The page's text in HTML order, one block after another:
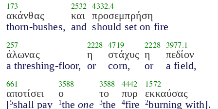
173
ακάνθας
thorn-bushes,
2532
και
and
4332.4
προσεμπρήση
should set on fire
257
άλωνας
a threshing-floor,
2228
η
or
4719
στάχυς
corn,
2228
η
or
3977.1
πεδίον
a field,
661
αποτίσει
[5shall pay
3588
ο
1 theone
3588
το
3the
4442
πυρ
4fire
1572
εκκαύσας
2burning with].